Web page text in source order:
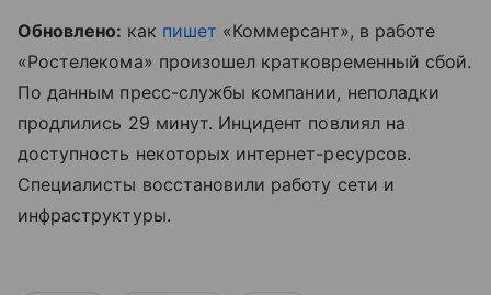
Обновлено: как пишет «Коммерсант», в работе
«Ростелекома» произошел кратковременный сбой.
По данным пресс-службы компании, неполадки
продлились 29 минут. Инцидент повлиял на
доступность некоторых интернет-ресурсов.
Специалисты восстановили работу сети и
инфраструктуры.